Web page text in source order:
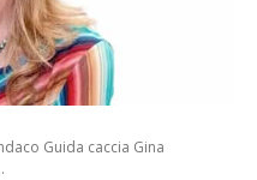
Guida caccia Gina